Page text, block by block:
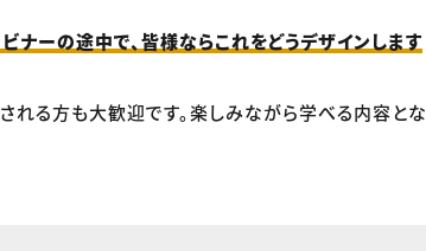
ナーの途中で、皆様ならこれをどうデザインします
れる方も大歓迎です。楽しみながら学べる内容とな